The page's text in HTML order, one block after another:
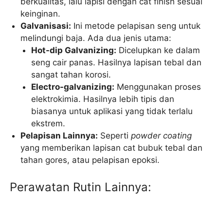
keinginan.
Galvanisasi: Ini metode pelapisan seng untuk
melindungi baja. Ada dua jenis utama:
Hot-dip Galvanizing: Dicelupkan ke dalam
seng cair panas. Hasilnya lapisan tebal dan
sangat tahan korosi.
Electro-galvanizing: Menggunakan proses
elektrokimia. Hasilnya lebih tipis dan
biasanya untuk aplikasi yang tidak terlalu
ekstrem.
Pelapisan Lainnya: Sepertipowder coating
yang memberikan lapisan cat bubuk tebal dan
tahan gores, atau pelapisan epoksi.
Perawatan Rutin Lainnya: